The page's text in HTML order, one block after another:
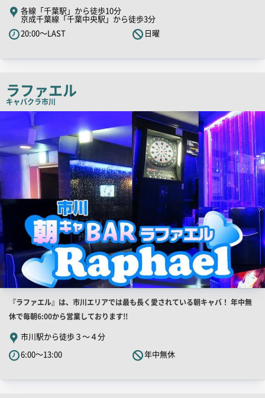
PR
キ
ャ
チ
ピ
ー
各線「千葉駅」から徒歩10分
京成千葉線「千葉中央駅」から徒歩3分
20:00～LAST
日曜
ラファエル
キャバクラ市川
画
像
店
舗
PR
キ
ャ
『ラファエル』は、市川エリアでは最も長く愛されている朝キャバ！ 年中無
休で毎朝6:00から営業しております!!
市川駅から徒歩３～４分
6:00～13:00
年中無休